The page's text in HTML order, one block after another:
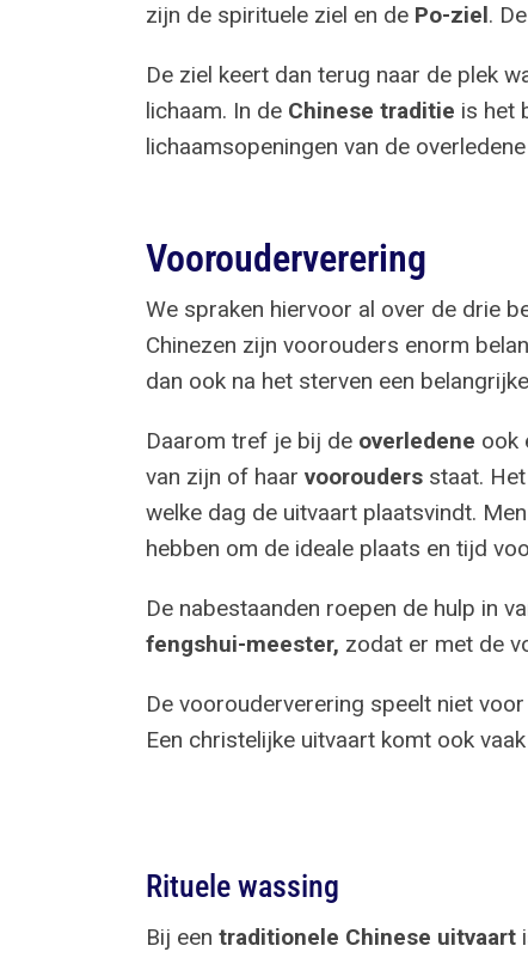
zijn de spirituele ziel en de Po-ziel.
De ziel keert dan terug naar de plek
lichaam. In de Chinese traditie is het
lichaamsopeningen van de
Voorouderverering
We spraken hiervoor al over de drie
Chinezen zijn voorouders enorm
dan ook na het sterven een
Daarom tref je bij de overledene ook
van zijn of haar vooroudersstaat.
welke dag de uitvaart plaatsvindt.
hebben om de ideale plaats en tijd
De nabestaanden roepen de hulp in
fengshui-meester, zodat er met de
De voorouderverering speelt niet
Een christelijke uitvaart komt ook
Rituele wassing
Bij een traditionele Chinese uitvaart